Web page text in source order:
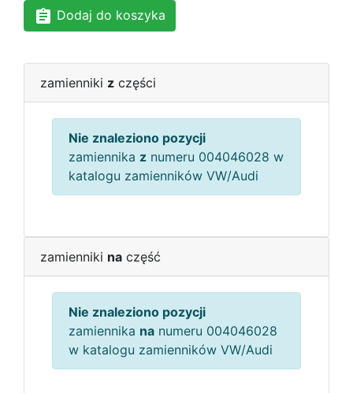
Dodaj do koszyka
zamienniki z części
Nie znaleziono pozycji
zamiennika z numeru 004046028 w
katalogu zamienników VW/Audi
zamienniki na część
Nie znaleziono pozycji
zamiennika na numeru 004046028
w katalogu zamienników VW/Audi